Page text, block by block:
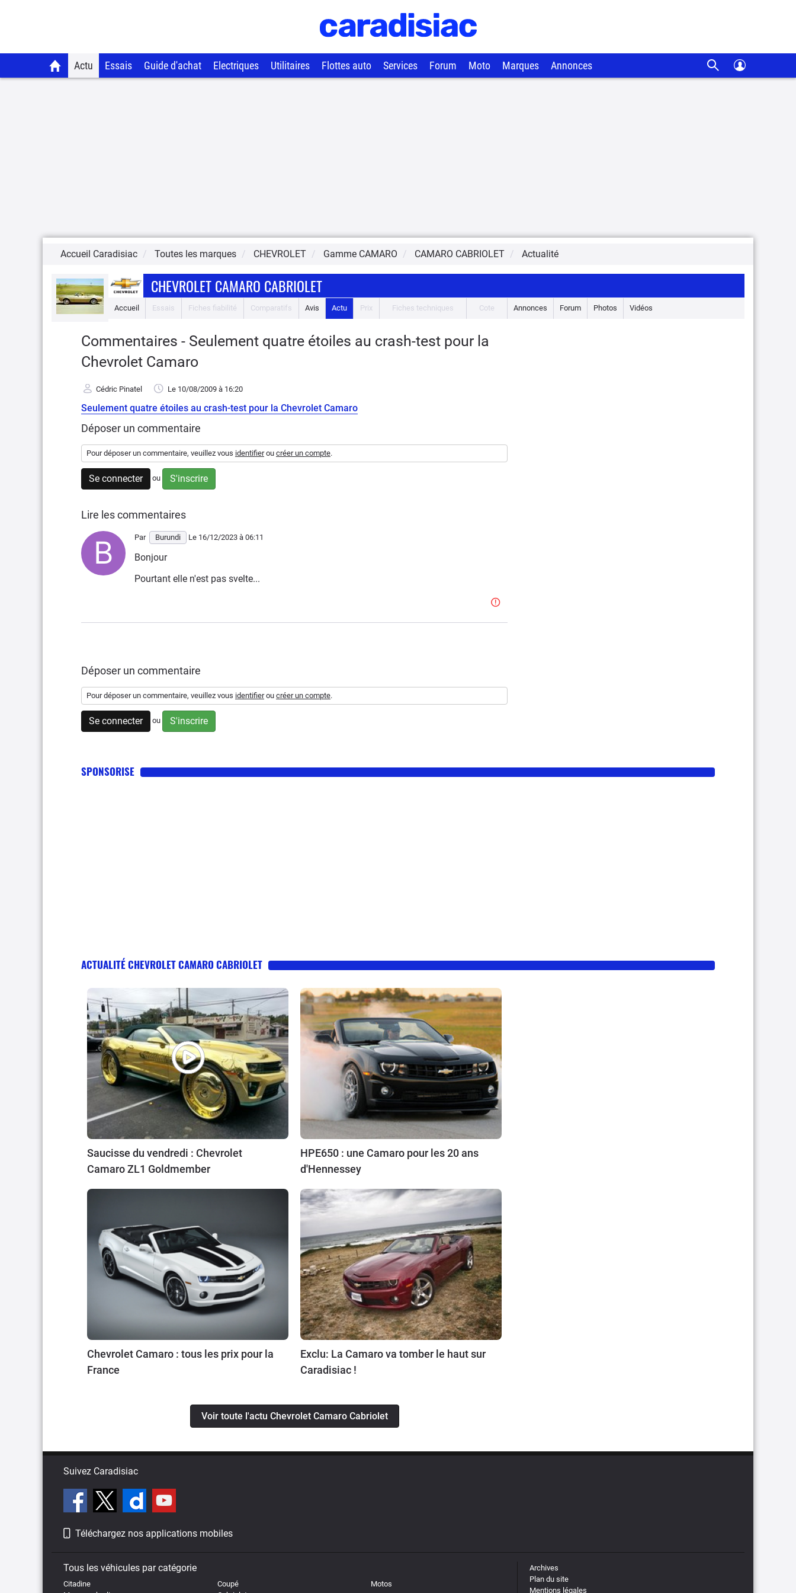
Actu Essais Guide d'achat Electriques Utilitaires Flottes auto Services Forum Moto Marques Annonces
Accueil Caradisiac Toutes les marques CHEVROLET Gamme CAMARO CAMARO CABRIOLET Actualité
CHEVROLET CAMARO CABRIOLET
Accueil Essais Fiches fiabilité Comparatifs Avis Actu Prix Fiches techniques Cote Annonces Forum Photos Vidéos
Commentaires - Seulement quatre étoiles au crash-test pour la
Chevrolet Camaro
Cédric Pinatel Le 10/08/2009 à 16:20
Seulement quatre étoiles au crash-test pour la Chevrolet Camaro
Déposer un commentaire
Pour déposer un commentaire, veuillez vous identifierou créer un compte.
Se connecter ou S'inscrire
Lire les commentaires
Par Burundi Le 16/12/2023 à 06:11
Bonjour
Pourtant elle n'est pas svelte...
Déposer un commentaire
Pour déposer un commentaire, veuillez vous identifierou créer un compte.
Se connecter ou S'inscrire
SPONSORISE
ACTUALITÉ CHEVROLET CAMARO CABRIOLET
Saucisse du vendredi : Chevrolet
Camaro ZL1 Goldmember
HPE650 : une Camaro pour les 20 ans
d'Hennessey
Chevrolet Camaro : tous les prix pour la
France
Exclu: La Camaro va tomber le haut sur
Caradisiac !
Voir toute l'actu Chevrolet Camaro Cabriolet
Suivez Caradisiac
Téléchargez nos applications mobiles
Tous les véhicules par catégorie
Citadine
Coupé
Motos
Archives
Plan du site
Mentions légales